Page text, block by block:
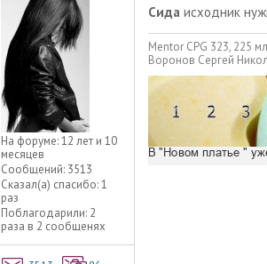
На форуме:12 лет и 10
месяцев
Сообщений: 3513
Сказал(а) спасибо:1
раз
Поблагодарили: 2
раза в 2 сообщенях
Сида исходник
Mentor CPG 323, 225
Воронов Сергей